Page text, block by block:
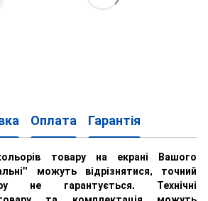
Оплата Гарантія
товару на екрані Вашого
можуть відрізнятися, точний
не гарантується. Технічні